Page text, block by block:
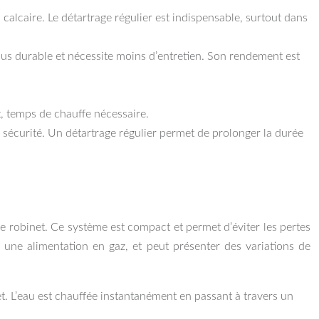
Le détartrage régulier est indispensable, surtout dans
durable et nécessite moins d’entretien. Son rendement est
de chauffe nécessaire.
Un détartrage régulier permet de prolonger la durée
Ce système est compact et permet d’éviter les pertes
alimentation en gaz, et peut présenter des variations de
est chauffée instantanément en passant à travers un